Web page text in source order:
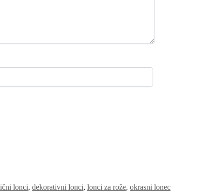
lonci, dekorativni lonci, lonci za rože, okrasni lonec